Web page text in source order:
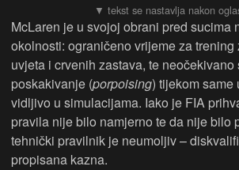
McLaren je u svojoj obrani pred sucima
okolnosti: ograničeno vrijeme za trening
uvjeta i crvenih zastava, te neočekivano
poskakivanje (porpoising) tijekom same
vidljivo u simulacijama. Iako je FIA
pravila nije bilo namjerno te da nije bilo
tehnički pravilnik je neumoljiv –
propisana kazna.